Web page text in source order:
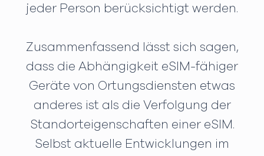
jeder Person berücksichtigt werden.
Zusammenfassend lässt sich sagen,
dass die Abhängigkeit eSIM-fähiger
Geräte von Ortungsdiensten etwas
anderes ist als die Verfolgung der
Standorteigenschaften einer eSIM.
Selbst aktuelle Entwicklungen im